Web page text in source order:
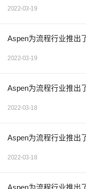
2022-03-19
Aspen为流程行业推出
2022-03-19
Aspen为流程行业推出
2022-03-18
Aspen为流程行业推出
2022-03-18
Aspen为流程行业推出